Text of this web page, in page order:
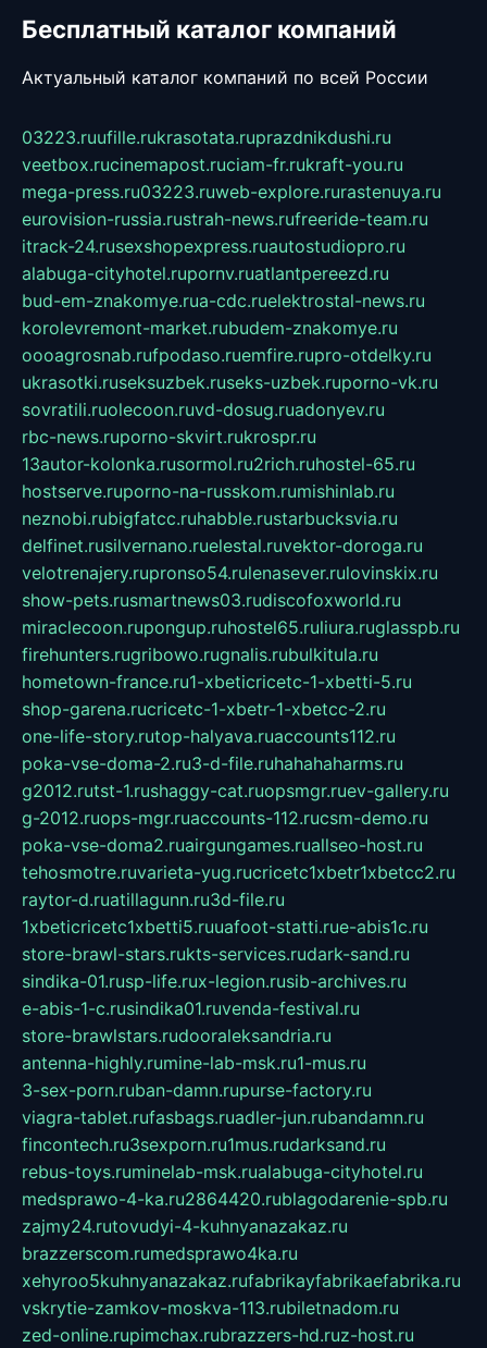
Бесплатный каталог компаний
Актуальный каталог компаний по всей России
03223.ruufille.rukrasotata.ruprazdnikdushi.ru
veetbox.rucinemapost.ruciam-fr.rukraft-you.ru
mega-press.ru03223.ruweb-explore.rurastenuya.ru
eurovision-russia.rustrah-news.rufreeride-team.ru
itrack-24.rusexshopexpress.ruautostudiopro.ru
alabuga-cityhotel.rupornv.ruatlantpereezd.ru
bud-em-znakomye.rua-cdc.ruelektrostal-news.ru
korolevremont-market.rubudem-znakomye.ru
oooagrosnab.rufpodaso.ruemfire.rupro-otdelky.ru
ukrasotki.ruseksuzbek.ruseks-uzbek.ruporno-vk.ru
sovratili.ruolecoon.ruvd-dosug.ruadonyev.ru
rbc-news.ruporno-skvirt.rukrospr.ru
13autor-kolonka.rusormol.ru2rich.ruhostel-65.ru
hostserve.ruporno-na-russkom.rumishinlab.ru
neznobi.rubigfatcc.ruhabble.rustarbucksvia.ru
delfinet.rusilvernano.ruelestal.ruvektor-doroga.ru
velotrenajery.rupronso54.rulenasever.rulovinskix.ru
show-pets.rusmartnews03.rudiscofoxworld.ru
miraclecoon.rupongup.ruhostel65.ruliura.ruglasspb.ru
firehunters.rugribowo.rugnalis.rubulkitula.ru
hometown-france.ru1-xbeticricetc-1-xbetti-5.ru
shop-garena.rucricetc-1-xbetr-1-xbetcc-2.ru
one-life-story.rutop-halyava.ruaccounts112.ru
poka-vse-doma-2.ru3-d-file.ruhahahaharms.ru
g2012.rutst-1.rushaggy-cat.ruopsmgr.ruev-gallery.ru
g-2012.ruops-mgr.ruaccounts-112.rucsm-demo.ru
poka-vse-doma2.ruairgungames.ruallseo-host.ru
tehosmotre.ruvarieta-yug.rucricetc1xbetr1xbetcc2.ru
raytor-d.ruatillagunn.ru3d-file.ru
1xbeticricetc1xbetti5.ruuafoot-statti.rue-abis1c.ru
store-brawl-stars.rukts-services.rudark-sand.ru
sindika-01.rusp-life.rux-legion.rusib-archives.ru
e-abis-1-c.rusindika01.ruvenda-festival.ru
store-brawlstars.rudooraleksandria.ru
antenna-highly.rumine-lab-msk.ru1-mus.ru
3-sex-porn.ruban-damn.rupurse-factory.ru
viagra-tablet.rufasbags.ruadler-jun.rubandamn.ru
fincontech.ru3sexporn.ru1mus.rudarksand.ru
rebus-toys.ruminelab-msk.rualabuga-cityhotel.ru
medsprawo-4-ka.ru2864420.rublagodarenie-spb.ru
zajmy24.rutovudyi-4-kuhnyanazakaz.ru
brazzerscom.rumedsprawo4ka.ru
xehyroo5kuhnyanazakaz.rufabrikayfabrikaefabrika.ru
vskrytie-zamkov-moskva-113.rubiletnadom.ru
zed-online.rupimchax.rubrazzers-hd.ruz-host.ru